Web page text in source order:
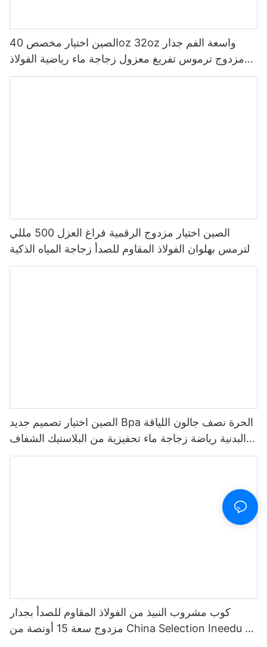
الصين اختيار مخصص 40oz 32oz واسعة الفم جدار
مزدوج ترموس تفريغ معزول زجاجة ماء رياضية الفولاذ
المقاوم للصدأ مع غطاء صنبور
الصين اختيار مزدوج الرقمية فراغ العزل 500 مللي
الترمس بهلوان الفولاذ المقاوم للصدأ زجاجة المياه الذكية
مع شاشة عرض درجة الحرارة Led
الصين اختيار تصميم جديد Bpa الحرة نصف جالون اللياقة
البدنية رياضة زجاجة ماء تحفيزية من البلاستيك الشفاف
مع علامة الوقت والقش
كوب مشروب النبيذ من الفولاذ المقاوم للصدأ بجدار
مزدوج سعة 15 أونصة من China Selection Ineedu -